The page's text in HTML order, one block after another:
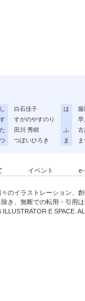
し
白石佳子
す
すがのやすのり
た
田川 秀樹
つ
つぼいひろき
は
早
ふ
古
ま
イベント
のイラストレーション、
き、無断での転用・引用
E SPACE.